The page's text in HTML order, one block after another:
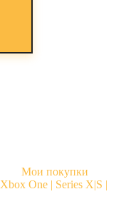
Мои покупки
Xbox One | Series X|S |